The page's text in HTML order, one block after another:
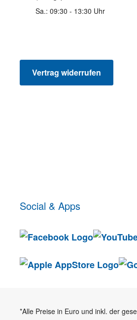
Sa.: 09:30 - 13:30 Uhr
Vertrag widerrufen
Social & Apps
*Alle Preise in Euro und inkl. der